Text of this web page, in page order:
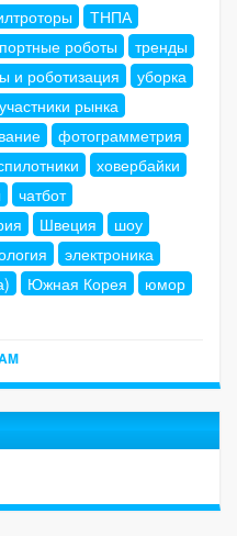
ТНПА
роботы
тренды
и роботизация
уборка
участники рынка
фотограмметрия
ховербайки
чатбот
Швеция
шоу
электроника
Южная Корея
юмор